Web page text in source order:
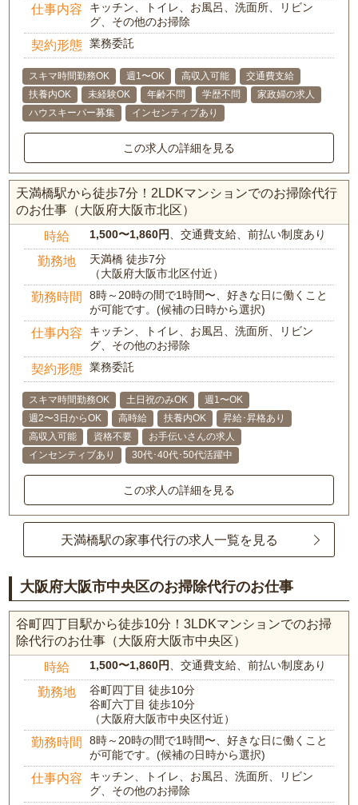
仕事内容
キッチン、トイレ、お風呂、洗面所、リビン
グ、その他のお掃除
契約形態 業務委託
スキマ時間勤務OK 週1〜OK 高収入可能
交通費支給
扶養内OK
未経験OK 年齢不問 学歴不問
家政婦の求人
ハウスキーパー募集
インセンティブあり
この求人の詳細を見る
天満橋駅から徒歩7分！2LDKマンションでのお掃除代行
のお仕事（大阪府大阪市北区）
時給 1,500〜1,860円、交通費支給、前払い制度あり
勤務地
天満橋 徒歩7分
（大阪府大阪市北区付近）
勤務時間
8時～20時の間で1時間〜、好きな日に働くこと
が可能です。(候補の日時から選択)
仕事内容
キッチン、トイレ、お風呂、洗面所、リビン
グ、その他のお掃除
契約形態 業務委託
スキマ時間勤務OK 土日祝のみOK
週1〜OK
週2〜3日からOK
高時給 扶養内OK
昇給･昇格あり
高収入可能
資格不要
お手伝いさんの求人
インセンティブあり
30代･40代･50代活躍中
この求人の詳細を見る
天満橋駅の家事代行の求人一覧を見る
大阪府大阪市中央区のお掃除代行のお仕事
谷町四丁目駅から徒歩10分！3LDKマンションでのお掃
除代行のお仕事（大阪府大阪市中央区）
時給 1,500〜1,860円 、交通費支給、前払い制度あり
勤務地
谷町四丁目 徒歩10分
谷町六丁目 徒歩10分
（大阪府大阪市中央区付近）
勤務時間
8時～20時の間で1時間〜、好きな日に働くこと
が可能です。(候補の日時から選択)
仕事内容
キッチン、トイレ、お風呂、洗面所、リビン
グ、その他のお掃除